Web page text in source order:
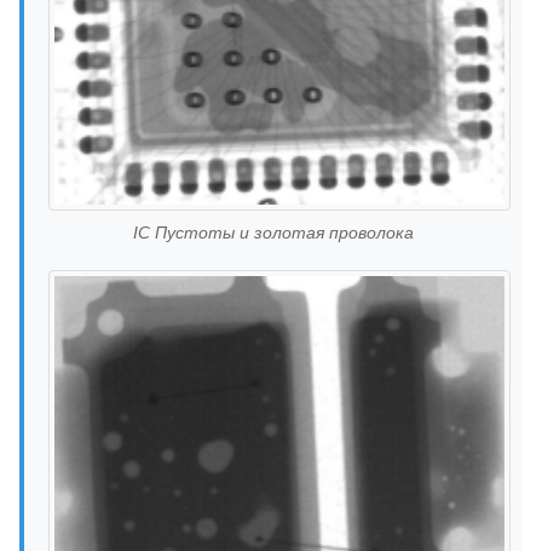
IC Пустоты и золотая проволока